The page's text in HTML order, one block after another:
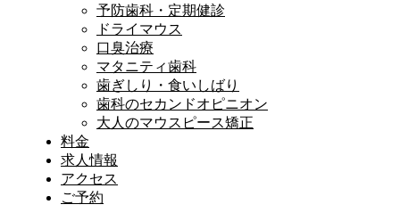
予防歯科・定期健診
ドライマウス
口臭治療
マタニティ歯科
歯ぎしり・食いしばり
歯科のセカンドオピニオン
大人のマウスピース矯正
料金
求人情報
アクセス
ご予約